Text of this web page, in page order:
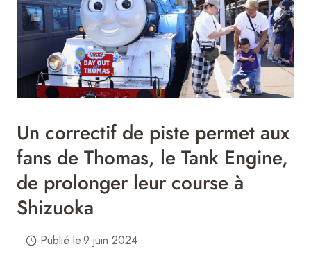
Un correctif de piste permet aux
fans de Thomas, le Tank Engine,
de prolonger leur course à
Shizuoka
Publié le9 juin 2024